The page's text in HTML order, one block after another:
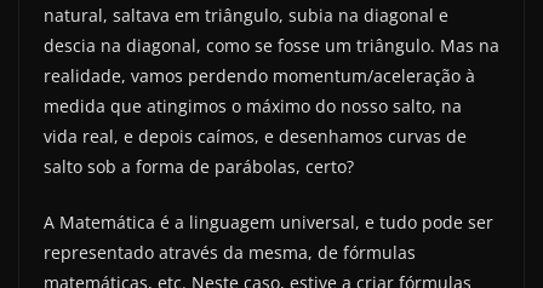
natural, saltava em triângulo, subia na diagonal e
descia na diagonal, como se fosse um triângulo. Mas na
realidade, vamos perdendo momentum/aceleração à
medida que atingimos o máximo do nosso salto, na
vida real, e depois caímos, e desenhamos curvas de
salto sob a forma de parábolas, certo?
A Matemática é a linguagem universal, e tudo pode ser
representado através da mesma, de fórmulas
matemáticas, etc. Neste caso, estive a criar fórmulas